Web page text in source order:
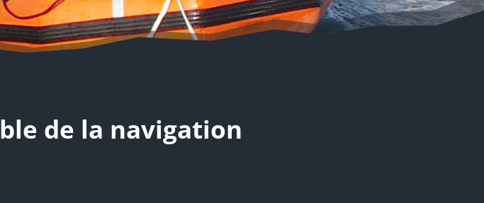
de la navigation